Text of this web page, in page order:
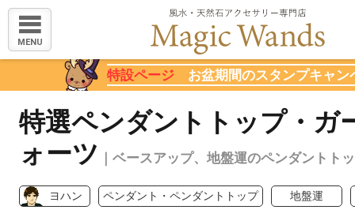
MENU
特設ページ お盆期間のスタンプキャン
特選ペンダントトップ・ガ
ォーツ
｜ベースアップ、地盤運のペンダントト
ヨハン ペンダント・ペンダントトップ 地盤運